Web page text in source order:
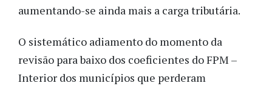
aumentando-se ainda mais a carga tributária.
O sistemático adiamento do momento da
revisão para baixo dos coeficientes do FPM –
Interior dos municípios que perderam